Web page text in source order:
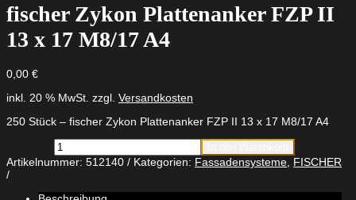
fischer Zykon Plattenanker FZP II
13 x 17 M8/17 A4
0,00 €
inkl. 20 % MwSt. zzgl. Versandkosten
250 Stück – fischer Zykon Plattenanker FZP II 13 x 17 M8/17 A4
fischer
Zykon
Plattenanker
II
Artikelnummer: 512140 Kategorien: Fassadensysteme FISCHER